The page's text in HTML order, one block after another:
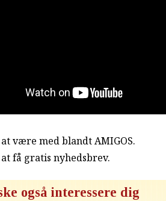
være med blandt AMIGOS.
få gratis nyhedsbrev.
også interessere dig